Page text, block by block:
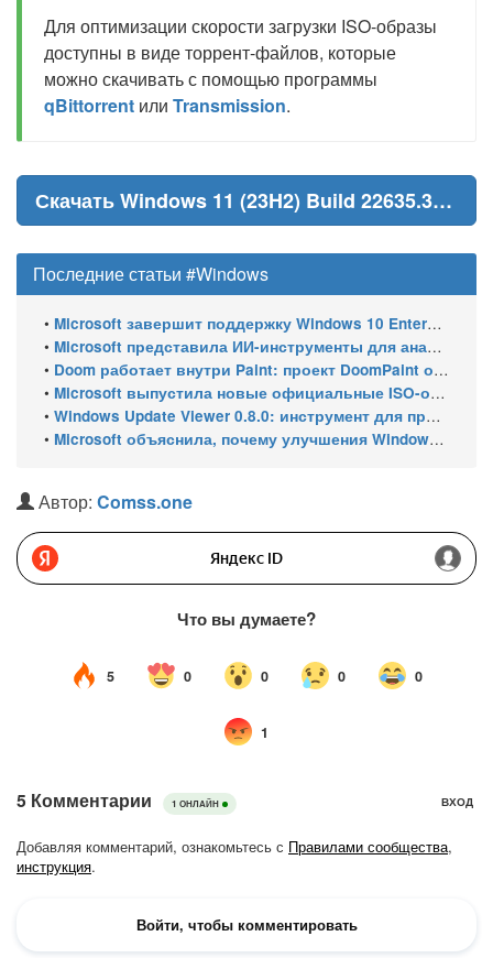
Для оптимизации скорости загрузки ISO-образы
доступны в виде торрент-файлов, которые
можно скачивать с помощью программы
qBittorrent или Transmission.
Скачать Windows 11 (23H2) Build 22635.3286
Последние статьи #Windows
• Microsoft завершит поддержку Windows 10 Enterprise LTSC 2021 в январе 2027 года. ESU продлят обновления до января 2030 года
• Microsoft представила ИИ-инструменты для анализа производительности Windows: ETW MCP и WPA MCP
• Doom работает внутри Paint: проект DoomPaint от технического директора Microsoft Azure
• Microsoft выпустила новые официальные ISO-образы Windows 11 для инсайдеров
• Windows Update Viewer 0.8.0: инструмент для просмотра истории обновлений Windows 11 и Windows 10 получил улучшения
• Microsoft объяснила, почему улучшения Windows 11 выходят так медленно
Автор: Comss.one